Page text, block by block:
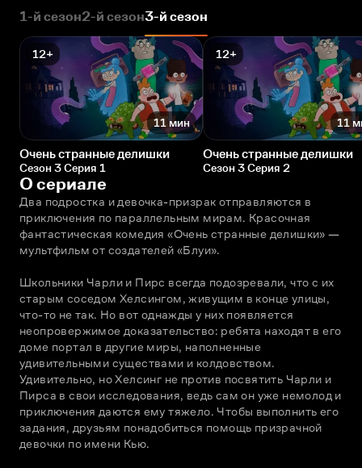
1-й сезон2-й сезон3-й сезон
12+
11 мин
Очень странные делишки
Сезон 3 Серия 1
12+
11
Очень странные делишки
Сезон 3 Серия 2
О сериале
Два подростка и девочка-призрак отправляются в
приключения по параллельным мирам. Красочная
фантастическая комедия «Очень странные делишки» —
мультфильм от создателей «Блуи».
Школьники Чарли и Пирс всегда подозревали, что с их
старым соседом Хелсингом, живущим в конце улицы,
что-то не так. Но вот однажды у них появляется
неопровержимое доказательство: ребята находят в его
доме портал в другие миры, наполненные
удивительными существами и колдовством.
Удивительно, но Хелсинг не против посвятить Чарли и
Пирса в свои исследования, ведь сам он уже немолод и
приключения даются ему тяжело. Чтобы выполнить его
задания, друзьям понадобиться помощь призрачной
девочки по имени Кью.